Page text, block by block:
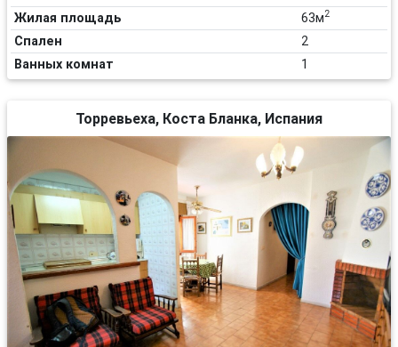
Жилая площадь 63м2
Спален
2
Ванных комнат
1
Торревьеха, Коста Бланка, Испания